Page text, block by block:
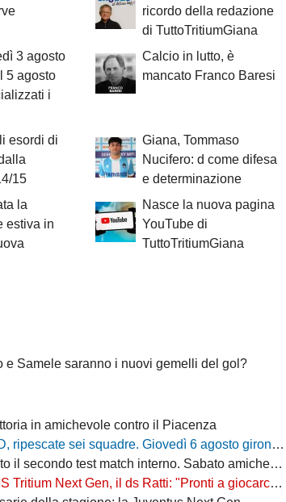
ricordo della redazione
di TuttoTritiumGiana
3 agosto
5 agosto
i
Calcio in lutto, è
mancato Franco Baresi
esordi di
15
Giana, Tommaso
Nucifero: d come difesa
e determinazione
la
estiva in
Nasce la nuova pagina
YouTube di
TuttoTritiumGiana
e Samele saranno i nuovi gemelli del gol?
in amichevole contro il Piacenza
sei squadre. Giovedì 6 agosto gironi e calendari del campionato 2026/27
test match interno. Sabato amichevole col Sant'Angelo
Tritium Next Gen, il ds Ratti: "Pronti a giocarcela"